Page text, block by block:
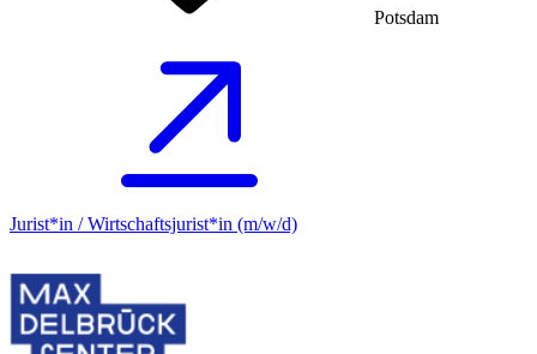
Potsdam
Jurist*in / Wirtschafts­jurist*in (m/w/d)